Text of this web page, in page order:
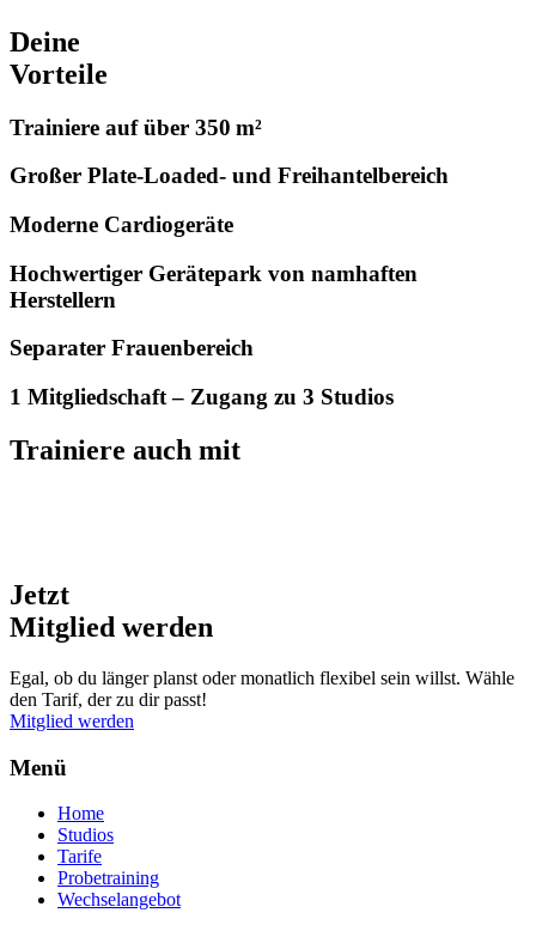
Deine
Vorteile
Trainiere auf über 350 m²
Großer Plate-Loaded- und Freihantelbereich
Moderne Cardiogeräte
Hochwertiger Gerätepark von namhaften
Herstellern
Separater Frauenbereich
1 Mitgliedschaft – Zugang zu 3 Studios
Trainiere auch mit
Jetzt
Mitglied werden
Egal, ob du länger planst oder monatlich flexibel sein willst. Wähle
den Tarif, der zu dir passt!
Mitglied werden
Menü
Home
Studios
Tarife
Probetraining
Wechselangebot